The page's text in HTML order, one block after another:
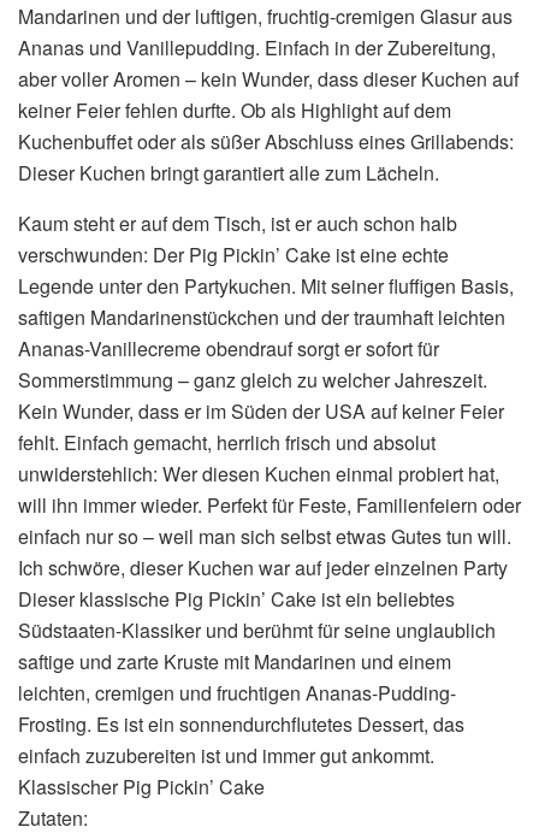
Mandarinen und der luftigen, fruchtig-cremigen Glasur aus
Ananas und Vanillepudding. Einfach in der Zubereitung,
aber voller Aromen – kein Wunder, dass dieser Kuchen auf
keiner Feier fehlen durfte. Ob als Highlight auf dem
Kuchenbuffet oder als süßer Abschluss eines Grillabends:
Dieser Kuchen bringt garantiert alle zum Lächeln.
Kaum steht er auf dem Tisch, ist er auch schon halb
verschwunden: Der Pig Pickin’ Cake ist eine echte
Legende unter den Partykuchen. Mit seiner fluffigen Basis,
saftigen Mandarinenstückchen und der traumhaft leichten
Ananas-Vanillecreme obendrauf sorgt er sofort für
Sommerstimmung – ganz gleich zu welcher Jahreszeit.
Kein Wunder, dass er im Süden der USA auf keiner Feier
fehlt. Einfach gemacht, herrlich frisch und absolut
unwiderstehlich: Wer diesen Kuchen einmal probiert hat,
will ihn immer wieder. Perfekt für Feste, Familienfeiern oder
einfach nur so – weil man sich selbst etwas Gutes tun will.
Ich schwöre, dieser Kuchen war auf jeder einzelnen Party
Dieser klassische Pig Pickin’ Cake ist ein beliebtes
Südstaaten-Klassiker und berühmt für seine unglaublich
saftige und zarte Kruste mit Mandarinen und einem
leichten, cremigen und fruchtigen Ananas-Pudding-
Frosting. Es ist ein sonnendurchflutetes Dessert, das
einfach zuzubereiten ist und immer gut ankommt.
Klassischer Pig Pickin’ Cake
Zutaten: